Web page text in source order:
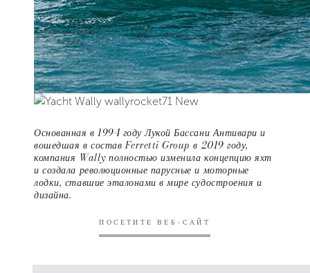
Основанная в 1994 году Лукой Бассани Антивари и
вошедшая в состав Ferretti Group в 2019 году,
компания Wally полностью изменила концепцию яхт
и ​создала революционные парусные и моторные
лодки, ставшие эталонами в мире судостроения и
дизайна.
ПОСЕТИТЕ ВЕБ-САЙТ